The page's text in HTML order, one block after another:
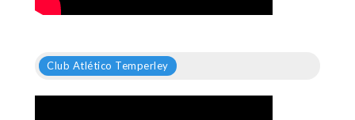
Club Atlético Temperley